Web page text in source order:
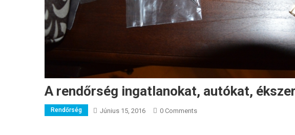
A rendőrség ingatlanokat, autókat,
Rendőrség Június 15, 2016 0 Comments